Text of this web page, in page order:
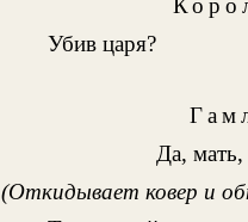
Убив царя?
Да, мать,
(Откидывает ковер и